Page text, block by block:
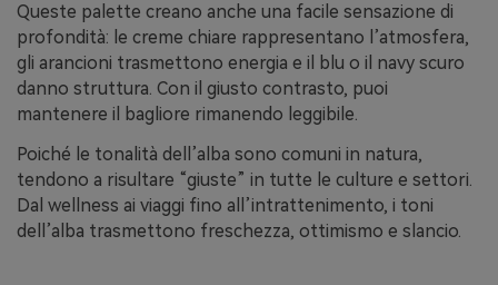
Queste palette creano anche una facile sensazione di
profondità: le creme chiare rappresentano l’atmosfera,
gli arancioni trasmettono energia e il blu o il navy scuro
danno struttura. Con il giusto contrasto, puoi
mantenere il bagliore rimanendo leggibile.
Poiché le tonalità dell’alba sono comuni in natura,
tendono a risultare “giuste” in tutte le culture e settori.
Dal wellness ai viaggi fino all’intrattenimento, i toni
dell’alba trasmettono freschezza, ottimismo e slancio.